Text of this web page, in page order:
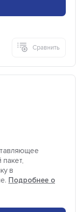
Сравнить
в
Подробнее о